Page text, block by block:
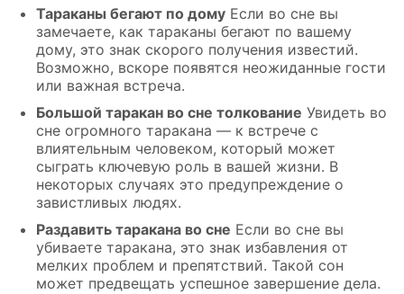
Тараканы бегают по дому Если во сне вы
замечаете, как тараканы бегают по вашему
дому, это знак скорого получения известий.
Возможно, вскоре появятся неожиданные гости
или важная встреча.
Большой таракан во сне толкование Увидеть во
сне огромного таракана — к встрече с
влиятельным человеком, который может
сыграть ключевую роль в вашей жизни. В
некоторых случаях это предупреждение о
завистливых людях.
Раздавить таракана во сне Если во сне вы
убиваете таракана, это знак избавления от
мелких проблем и препятствий. Такой сон
может предвещать успешное завершение дела.